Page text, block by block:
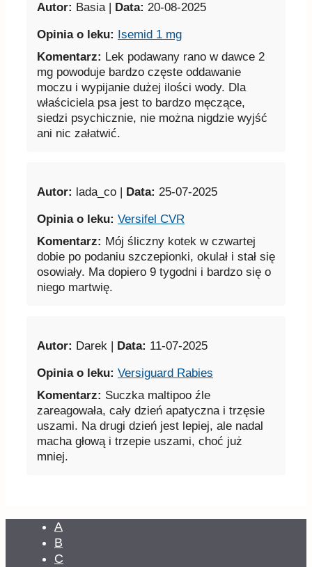
Autor: Basia | Data: 20-08-2025
Opinia o leku:
Isemid 1 mg
Komentarz: Lek podawany rano w dawce 2
mg powoduje bardzo częste oddawanie
moczu i wypijanie dużej ilości wody. Dla
właściciela psa jest to bardzo męczące,
siedzi psychicznie, nie można nigdzie wyjść
ani nic załatwić.
Autor: lada_co | Data: 25-07-2025
Opinia o leku: Versifel CVR
Komentarz: Mój śliczny kotek w czwartej
dobie po podaniu szczepionki, okulał i stał się
osowiały. Ma dopiero 9 tygodni i bardzo się o
niego martwię.
Autor: Darek | Data: 11-07-2025
Opinia o leku: Versiguard Rabies
Komentarz: Suczka maltipoo źle
zareagowała, cały dzień apatyczna i trzęsie
uszami. Na drugi dzień jest lepiej, ale nadal
macha głową i trzepie uszami, choć już
mniej.
A
B
C